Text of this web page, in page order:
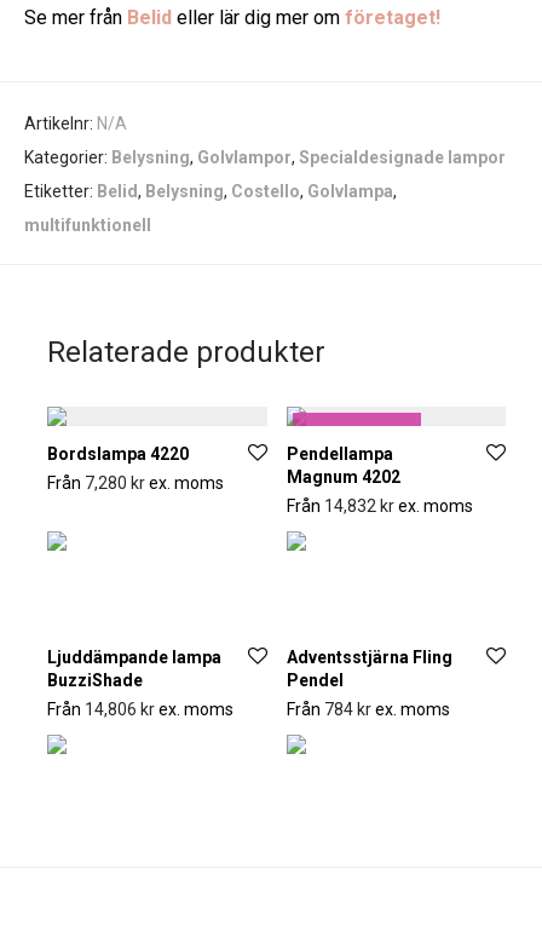
Se mer från Belid eller lär dig mer om företaget!
Artikelnr: N/A
Kategorier: Belysning, Golvlampor, Specialdesignade lampor
Etiketter: Belid, Belysning, Costello, Golvlampa,
multifunktionell
Relaterade produkter
Bordslampa 4220
Från 7,280 krex. moms
Pendellampa
Magnum 4202
Från 14,832 krex. moms
Ljuddämpande lampa
BuzziShade
Från 14,806 krex. moms
Adventsstjärna Fling
Pendel
Från 784 krex. moms